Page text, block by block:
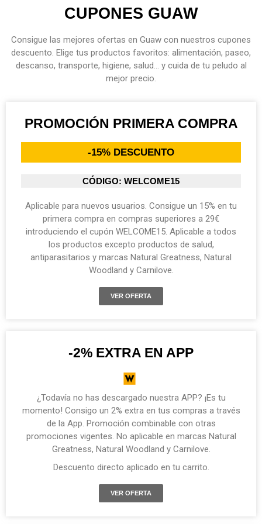
CUPONES GUAW
Consigue las mejores ofertas en Guaw con nuestros cupones
descuento. Elige tus productos favoritos: alimentación, paseo,
descanso, transporte, higiene, salud... y cuida de tu peludo al
mejor precio.
PROMOCIÓN PRIMERA COMPRA
-15% DESCUENTO
CÓDIGO: WELCOME15
Aplicable para nuevos usuarios. Consigue un 15% en tu
primera compra en compras superiores a 29€
introduciendo el cupón WELCOME15. Aplicable a todos
los productos excepto productos de salud,
antiparasitarios y marcas Natural Greatness, Natural
Woodland y Carnilove.
VER OFERTA
-2% EXTRA EN APP
¿Todavía no has descargado nuestra APP? ¡Es tu
momento! Consigo un 2% extra en tus compras a través
de la App. Promoción combinable con otras
promociones vigentes. No aplicable en marcas Natural
Greatness, Natural Woodland y Carnilove.
Descuento directo aplicado en tu carrito.
VER OFERTA